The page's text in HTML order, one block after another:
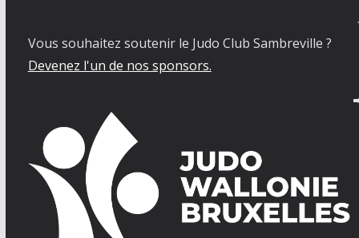
Vous souhaitez soutenir le Judo Club Sambreville ?
Devenez l'un de nos sponsors.